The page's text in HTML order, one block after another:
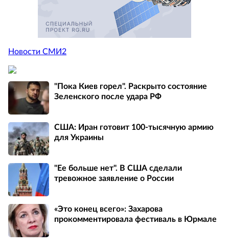
Новости СМИ2
"Пока Киев горел". Раскрыто состояние
Зеленского после удара РФ
США: Иран готовит 100-тысячную армию
для Украины
"Ее больше нет". В США сделали
тревожное заявление о России
«Это конец всего»: Захарова
прокомментировала фестиваль в Юрмале